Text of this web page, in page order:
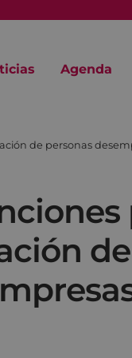
Agenda
de personas
de